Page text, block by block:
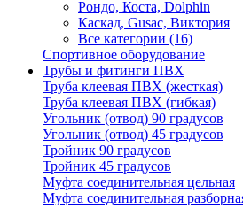
Рондо, Коста, Dolphin
Каскад, Gusac, Виктория
Все категории (16)
Спортивное оборудование
Трубы и фитинги ПВХ
Труба клеевая ПВХ (жесткая)
Труба клеевая ПВХ (гибкая)
Угольник (отвод) 90 градусов
Угольник (отвод) 45 градусов
Тройник 90 градусов
Тройник 45 градусов
Муфта соединительная цельная
Муфта соединительная